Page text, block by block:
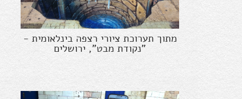
מתוך תערוכת ציורי רצפה בינלאומית -
"נקודת מבט", ירושלים